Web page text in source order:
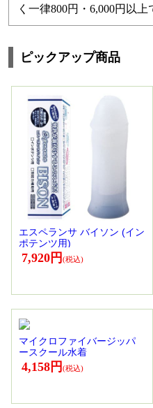
く一律800円・6,000円以
ピックアップ商品
エスペランサ バイソン (イン
ポテンツ用)
7,920円
マイクロファイバージッパ
ースクール水着
4,158円